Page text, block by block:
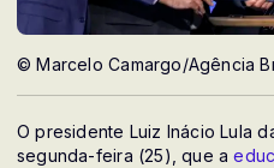
© Marcelo Camargo/Agência
O presidente Luiz Inácio Lula
segunda-feira (25), que a